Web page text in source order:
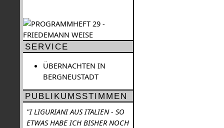
SERVICE
ÜBERNACHTEN IN
BERGNEUSTADT
PUBLIKUMSSTIMMEN
"I LIGURIANI AUS ITALIEN - SO
ETWAS HABE ICH BISHER NOCH